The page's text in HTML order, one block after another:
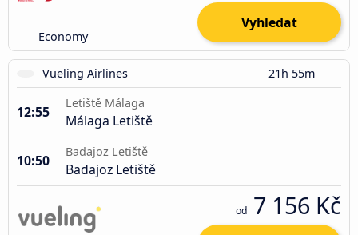
Economy
Vyhledat
Vueling Airlines 21h 55m
12:55
Letiště Málaga
Málaga Letiště
10:50
Badajoz Letiště
Badajoz Letiště
od 7 156 Kč